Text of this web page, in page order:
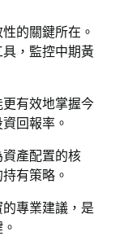
的關鍵所在。
，監控中期黃
有效地掌握今
回報率。
產配置的核
有策略。
專業建議，是